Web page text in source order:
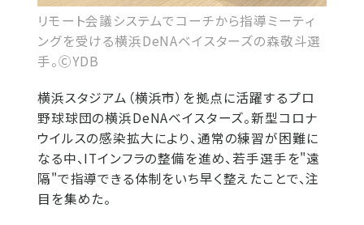
リモート会議システムでコーチから指導ミーティ
ングを受ける横浜DeNAベイスターズの森敬斗選
手。ⒸYDB
横浜スタジアム（横浜市）を拠点に活躍するプロ
野球球団の横浜DeNAベイスターズ。新型コロナ
ウイルスの感染拡大により、通常の練習が困難に
なる中、ITインフラの整備を進め、若手選手を"遠
隔"で指導できる体制をいち早く整えたことで、注
目を集めた。